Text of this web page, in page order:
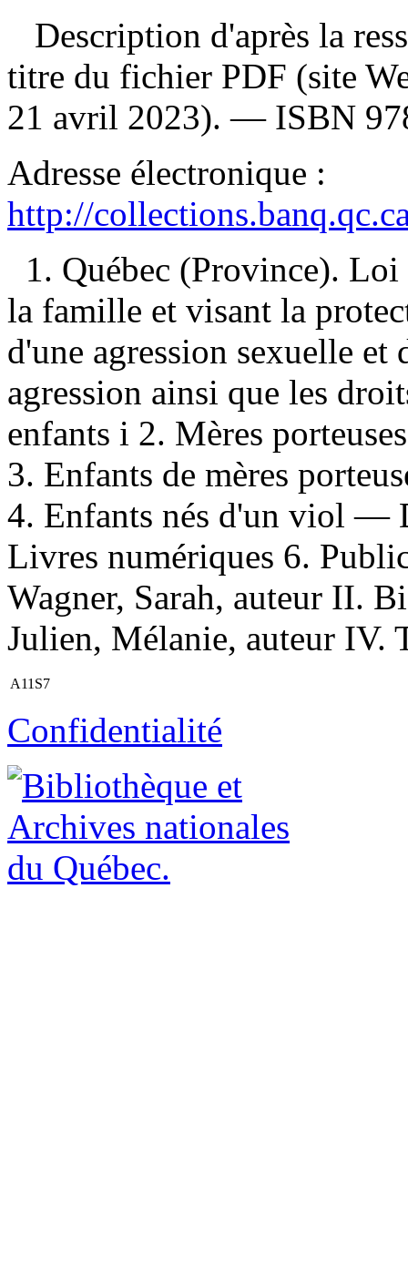
Description d'après la
titre du fichier PDF (site
21 avril 2023). — ISBN
Adresse électronique :
http://
1. Québec (Province).
la famille et visant la
d'une agression sexuelle et
agression ainsi que les
enfants i 2. Mères
3. Enfants de mères
4. Enfants nés d'un viol —
Livres numériques 6.
Wagner, Sarah, auteur II.
Julien, Mélanie, auteur IV.
A11S7
Confidentialité